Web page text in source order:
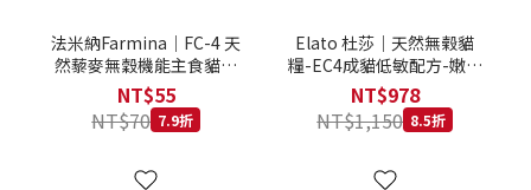
法米納Farmina｜FC-4 天
然藜麥無穀機能主食貓罐
FC-4061 體重管理 羊肉蘆
筍 80G
NT$55
NT$70 7.9折
Elato 杜莎｜天然無榖貓
糧-EC4成貓低敏配方-嫩羊
野鹿 1.5kg｜杜莎 天然無
榖貓糧系列 貓糧
NT$978
NT$1,150 8.5折